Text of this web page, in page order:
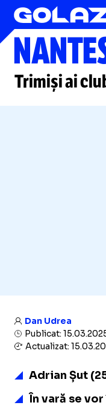
Superliga
Trimiși ai
Dan Udrea
Publicat:
Actualizat:
Adrian Șut
În vară se